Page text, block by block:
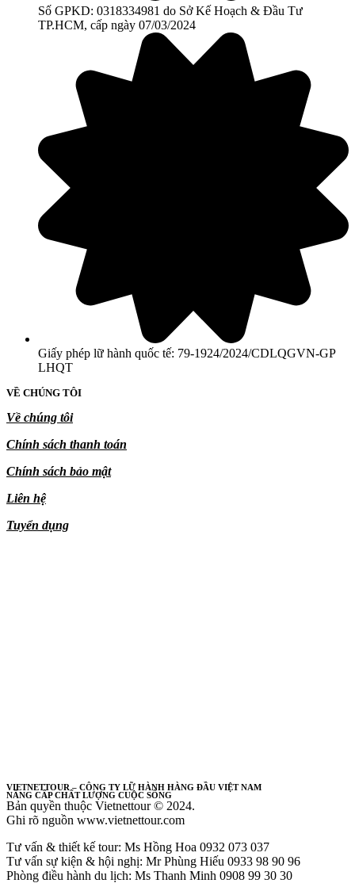
Số GPKD: 0318334981 do Sở Kế Hoạch & Đầu Tư
TP.HCM, cấp ngày 07/03/2024
Giấy phép lữ hành quốc tế: 79-1924/2024/CDLQGVN-GP
LHQT
VỀ CHÚNG TÔI
Về chúng tôi
Chính sách thanh toán
Chính sách bảo mật
Liên hệ
Tuyển dụng
VIETNETTOUR – CÔNG TY LỮ HÀNH HÀNG ĐẦU VIỆT NAM
NÂNG CẤP CHẤT LƯỢNG CUỘC SỐNG
Bản quyền thuộc Vietnettour © 2024.
Ghi rõ nguồn www.vietnettour.com
Tư vấn & thiết kế tour: Ms Hồng Hoa 0932 073 037
Tư vấn sự kiện & hội nghị: Mr Phùng Hiếu 0933 98 90 96
Phòng điều hành du lịch: Ms Thanh Minh 0908 99 30 30